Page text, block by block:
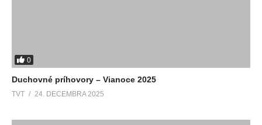
0
Duchovné príhovory – Vianoce 2025
TVT 24. DECEMBRA 2025